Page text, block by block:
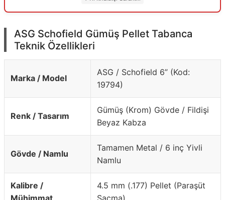
ASG Schofield Gümüş Pellet Tabanca
Teknik Özellikleri
Marka / Model
ASG / Schofield 6” (Kod:
19794)
Renk / Tasarım
Gümüş (Krom) Gövde / Fildişi
Beyaz Kabza
Gövde / Namlu
Tamamen Metal / 6 inç Yivli
Namlu
Kalibre /
Mühimmat
4.5 mm (.177) Pellet (Paraşüt
Saçma)